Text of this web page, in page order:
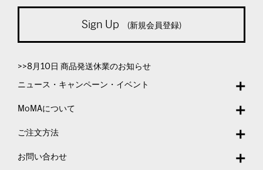
Sign Up (新規会員登録)
>>8月10日 商品発送休業のお知らせ
ニュース・キャンペーン・イベント
MoMAについて
ご注文方法
お問い合わせ